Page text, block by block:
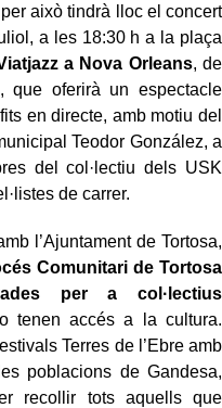
això tindrà lloc el concert
a les 18:30 h a la plaça
a Nova Orleans, de
, que oferirà un espectacle
en directe, amb motiu del
Teodor González, a
del col·lectiu dels USK
de carrer.
l’Ajuntament de Tortosa,
Comunitari de Tortosa
per a col·lectius
tenen accés a la cultura.
Terres de l’Ebre amb
poblacions de Gandesa,
recollir tots aquells que